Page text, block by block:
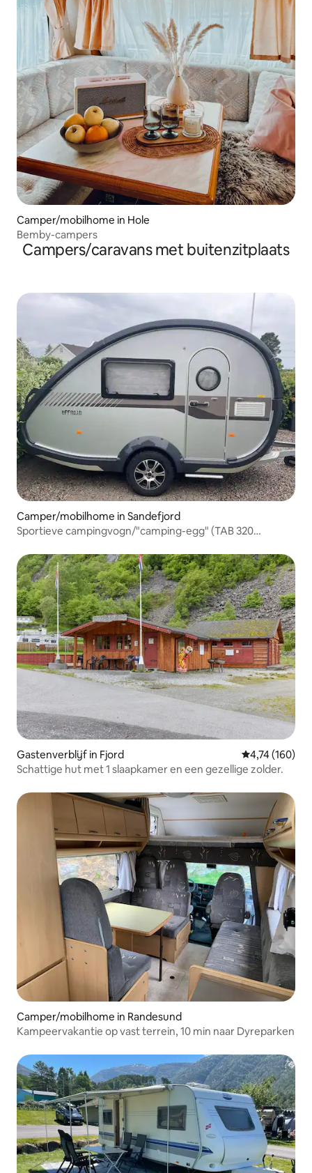
Camper/mobilhome in Hole
Bemby-campers
Campers/caravans met buitenzitplaats
Camper/mobilhome in Sandefjord
Sportieve campingvogn/"camping-egg" (TAB 320
Gastenverblijf in Fjord Gemiddelde
4,74 (160)
Schattige hut met 1 slaapkamer en een gezellige zolder.
Camper/mobilhome in Randesund
Kampeervakantie op vast terrein, 10 min naar Dyreparken